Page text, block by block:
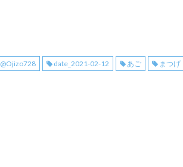
@Ojizo728 date_2021-02-12 あご まつげ